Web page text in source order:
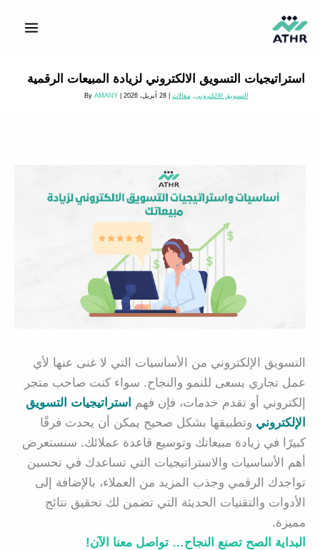
إلى
استراتيجيات التسويق الالكتروني لزيادة المبيعات الرقمية
التسويق الالكتروني مقالات |28 أبريل، 2026 | By
AMANY
التسويق الإلكتروني من الأساسيات التي لا غنى عنها لأي
عمل تجاري يسعى للنمو والنجاح. سواء كنت صاحب متجر
إلكتروني أو تقدم خدمات، فإن فهم
استراتيجيات التسويق
الإلكتروني وتطبيقها بشكل صحيح يمكن أن يحدث فرقًا
كبيرًا في زيادة مبيعاتك وتوسيع قاعدة عملائك. سنستعرض
أهم الأساسيات والاستراتيجيات التي تساعدك في تحسين
تواجدك الرقمي وجذب المزيد من العملاء، بالإضافة إلى
الأدوات والتقنيات الحديثة التي تضمن لك تحقيق نتائج
مميزة.
البداية الصح تصنع النجاح… تواصل معنا الآن!